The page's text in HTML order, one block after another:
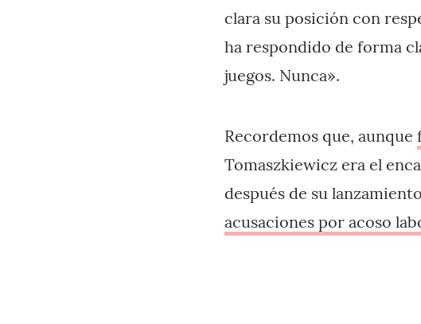
clara su posición con
ha respondido de forma
juegos. Nunca».
Recordemos que, aunque
Tomaszkiewicz era el
después de su
acusaciones por acoso